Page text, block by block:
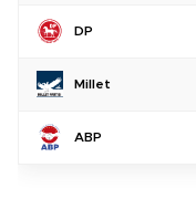
DP
Millet
ABP